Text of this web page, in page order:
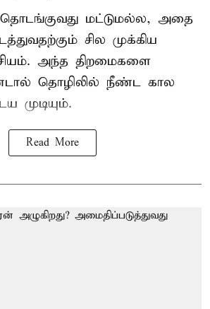
மட்டுமல்ல, அதை
சில முக்கிய
அந்த திறமைகளை
தொழிலில் நீண்ட கால
முடியும்.
Read More